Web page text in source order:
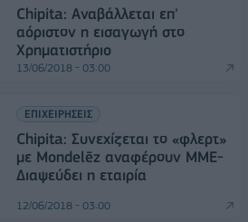
Chipita: Αναβάλλεται επ'
αόριστον η εισαγωγή στο
Χρηματιστήριo
13/06/2018 - 03:00
ΕΠΙΧΕΙΡΗΣΕΙΣ
Chipita: Συνεχίζεται το «φλερτ»
με Mondelēz αναφέρουν ΜΜΕ-
Διαψεύδει η εταιρία
12/06/2018 - 03:00